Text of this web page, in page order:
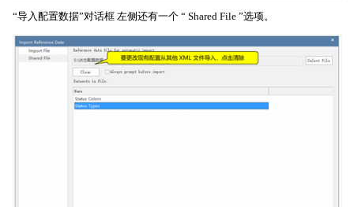
“导入配置数据”对话框 左侧还有一个 “ Shared File ”选项。